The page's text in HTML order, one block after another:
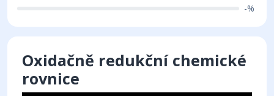
-%
Oxidačně redukční chemické
rovnice